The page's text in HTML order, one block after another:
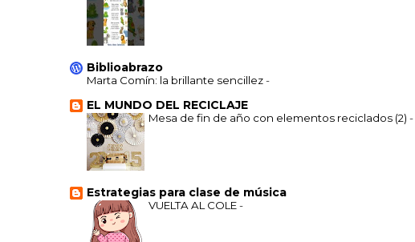
Biblioabrazo
Marta Comín: la brillante sencillez-
EL MUNDO DEL RECICLAJE
Mesa de fin de año con elementos reciclados (2) -
Estrategias para clase de música
VUELTA AL COLE-